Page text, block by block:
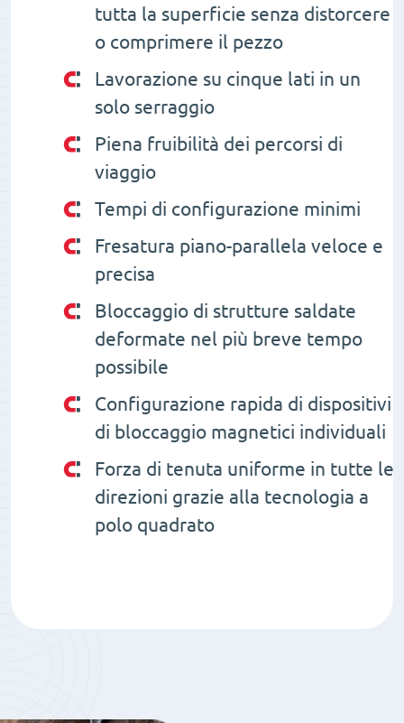
tutta la superficie senza distorcere
o comprimere il pezzo
Lavorazione su cinque lati in un
solo serraggio
Piena fruibilità dei percorsi di
viaggio
Tempi di configurazione minimi
Fresatura piano-parallela veloce e
precisa
Bloccaggio di strutture saldate
deformate nel più breve tempo
possibile
Configurazione rapida di dispositivi
di bloccaggio magnetici individuali
Forza di tenuta uniforme in tutte le
direzioni grazie alla tecnologia a
polo quadrato